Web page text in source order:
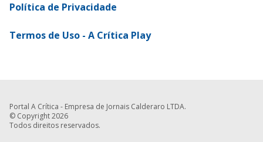
Política de Privacidade
Termos de Uso - A Crítica Play
Portal A Crítica - Empresa de Jornais Calderaro LTDA.
© Copyright 2026
Todos direitos reservados.